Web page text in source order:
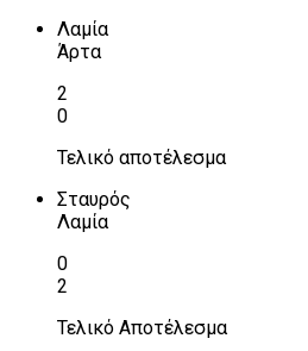
Λαμία
Άρτα
2
0
Τελικό αποτέλεσμα
Σταυρός
Λαμία
0
2
Τελικό Αποτέλεσμα